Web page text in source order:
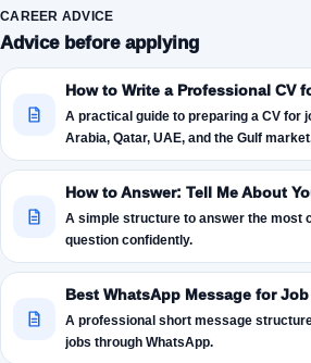
CAREER ADVICE
Advice before applying
How to Write a Professional CV
A practical guide to preparing a CV for
Arabia, Qatar, UAE, and the Gulf
How to Answer: Tell Me About
A simple structure to answer the most
question confidently.
Best WhatsApp Message for
A professional short message
jobs through WhatsApp.